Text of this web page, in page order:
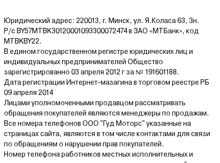
Юридический адрес: 220013, г. Минск, ул. Я.Коласа 63, 3н.
Р/с BY57MTBK30120001093300072474 в ЗАО «МТБанк», код
MTBKBY22.
В едином государственном регистре юридических лиц и
индивидуальных предпринимателей Общество
зарегистрированно 03 апреля 2012 г за № 191601188.
Дата регистрации Интернет-мазагина в торговом реестре РБ
09 апреля 2014
Лицами уполномоченными продавцом рассматривать
обращения покупателей являются менеджеры по продажам.
Все номера телефонов ООО "Гуд Моторс" указанные на
страницах сайта, являются в том числе контактами для связи
по обращениям о нарушении прав покупателей.
Номер телефона работников местных исполнительных и